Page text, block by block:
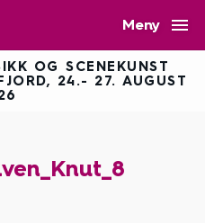
Meny 
OG SCENEKUNST
24.- 27. AUGUST